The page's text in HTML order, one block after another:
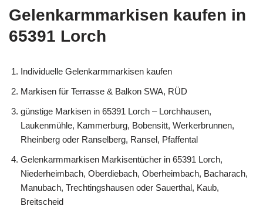
Gelenkarmmarkisen kaufen in
65391 Lorch
Individuelle Gelenkarmmarkisen kaufen
Markisen für Terrasse & Balkon SWA, RÜD
günstige Markisen in 65391 Lorch – Lorchhausen,
Laukenmühle, Kammerburg, Bobensitt, Werkerbrunnen,
Rheinberg oder Ranselberg, Ransel, Pfaffental
Gelenkarmmarkisen Markisentücher in 65391 Lorch,
Niederheimbach, Oberdiebach, Oberheimbach, Bacharach,
Manubach, Trechtingshausen oder Sauerthal, Kaub,
Breitscheid